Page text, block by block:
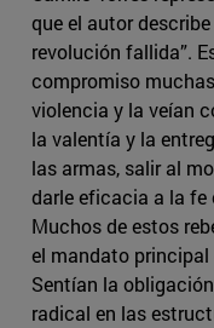
que el autor
revolución fallida”.
compromiso
violencia y la veían
la valentía y la
las armas, salir al
darle eficacia a la fe
Muchos de estos
el mandato
Sentían la
radical en las